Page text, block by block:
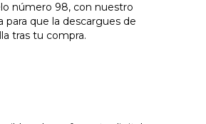
número 98, con nuestro
para que la descargues de
tras tu compra.